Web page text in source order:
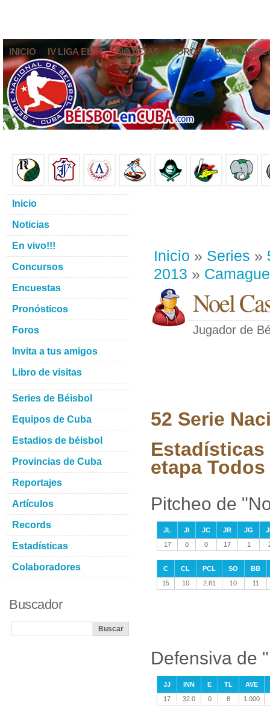
INICIO IV LIGA ELITE NOTICIAS FOROS
Inicio » Series »
2013 »
Noel
Jugador de
52 Serie
Estadísticas
etapa
Pitcheo de
JL JI JC JR JG
17
0 0 17 1
C CL PCL SO
BB
15
10 2.81 10 11
Defensiva de
JJ INN E TL
AVE
17
32.0 0 8 1.000
Inicio
Noticias
En vivo!!!
Concursos
Encuestas
Pronósticos
Foros
Invita a tus amigos
Libro de visitas
Series de Béisbol
Equipos de Cuba
Estadios de béisbol
Provincias de Cuba
Reportajes
Artículos
Records
Estadísticas
Colaboradores
Buscador